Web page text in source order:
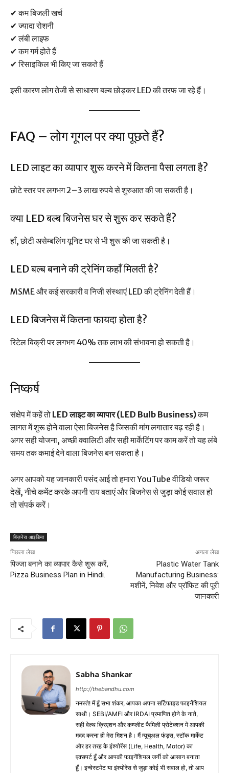
✔ कम बिजली खर्च
✔ ज्यादा रोशनी
✔ लंबी लाइफ
✔ कम गर्म होते हैं
✔ रिसाइकिल भी किए जा सकते हैं
इसी कारण लोग तेजी से साधारण बल्ब छोड़कर LED की तरफ जा रहे हैं।
FAQ – लोग गूगल पर क्या पूछते हैं?
LED लाइट का व्यापार शुरू करने में कितना पैसा लगता है?
छोटे स्तर पर लगभग 2–3 लाख रुपये से शुरुआत की जा सकती है।
क्या LED बल्ब बिजनेस घर से शुरू कर सकते हैं?
हाँ, छोटी असेम्बलिंग यूनिट घर से भी शुरू की जा सकती है।
LED बल्ब बनाने की ट्रेनिंग कहाँ मिलती है?
MSME और कई सरकारी व निजी संस्थाएं LED की ट्रेनिंग देती हैं।
LED बिजनेस में कितना फायदा होता है?
रिटेल बिक्री पर लगभग 40% तक लाभ की संभावना हो सकती है।
निष्कर्ष
संक्षेप में कहें तो LED लाइट का व्यापार (LED Bulb Business)कम
लागत में शुरू होने वाला ऐसा बिजनेस है जिसकी मांग लगातार बढ़ रही है।
अगर सही योजना, अच्छी क्वालिटी और सही मार्केटिंग पर काम करें तो यह लंबे
समय तक कमाई देने वाला बिजनेस बन सकता है।
अगर आपको यह जानकारी पसंद आई तो हमारा YouTube वीडियो जरूर
देखें, नीचे कमेंट करके अपनी राय बताएं और बिजनेस से जुड़ा कोई सवाल हो
तो संपर्क करें।
बिज़नेस आइडिया
पिछला लेख
पिज्जा बनाने का व्यापार कैसे शुरू करें,
Pizza Business Plan in Hindi.
अगला लेख
Plastic Water Tank
Manufacturing Business:
मशीनें, निवेश और प्रॉफिट की पूरी
जानकारी
Sabha Shankar
http://thebandhu.com
नमस्ते! मैं हूँ सभा शंकर, आपका अपना सर्टिफाइड फाइनेंशियल
साथी। SEBI/AMFI और IRDAI प्रमाणित होने के नाते,
सही वेल्थ क्रिएशन और कम्प्लीट फैमिली प्रोटेक्शन में आपकी
मदद करना ही मेरा मिशन है। मैं म्यूचुअल फंड्स, स्टॉक मार्केट
और हर तरह के इंश्योरेंस (Life, Health, Motor) का
एक्सपर्ट हूँ और आपकी फाइनेंशियल जर्नी को आसान बनाता
हूँ। इन्वेस्टमेंट या इंश्योरेंस से जुड़ा कोई भी सवाल हो, तो आप